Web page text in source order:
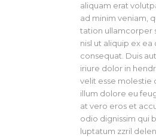
aliquam erat
ad minim veniam,
tation ullamcorper
nisl ut aliquip ex
consequat. Duis
iriure dolor in
velit esse molestie
illum dolore eu
at vero eros et
odio dignissim qui
luptatum zzril